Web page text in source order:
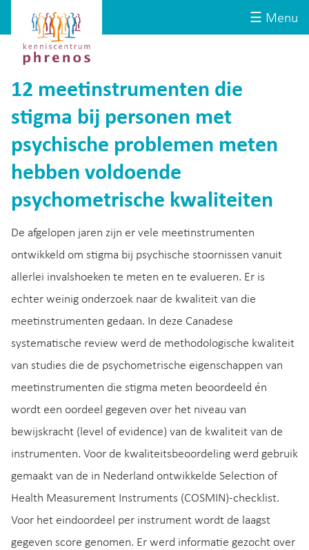
☰ Menu
Kenniscentrum
Phrenos
website
12 meetinstrumenten die
stigma bij personen met
psychische problemen meten
hebben voldoende
psychometrische kwaliteiten
De afgelopen jaren zijn er vele meetinstrumenten
ontwikkeld om stigma bij psychische stoornissen vanuit
allerlei invalshoeken te meten en te evalueren. Er is
echter weinig onderzoek naar de kwaliteit van die
meetinstrumenten gedaan. In deze Canadese
systematische review werd de methodologische kwaliteit
van studies die de psychometrische eigenschappen van
meetinstrumenten die stigma meten beoordeeld én
wordt een oordeel gegeven over het niveau van
bewijskracht (level of evidence) van de kwaliteit van de
instrumenten. Voor de kwaliteitsbeoordeling werd gebruik
gemaakt van de in Nederland ontwikkelde Selection of
Health Measurement Instruments (COSMIN)-checklist.
Voor het eindoordeel per instrument wordt de laagst
gegeven score genomen. Er werd informatie gezocht over